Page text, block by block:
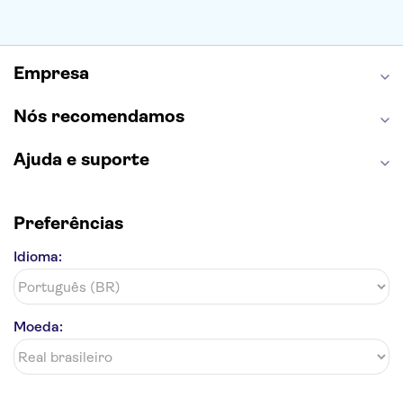
Empresa
Nós recomendamos
Ajuda e suporte
Preferências
Idioma:
Moeda: